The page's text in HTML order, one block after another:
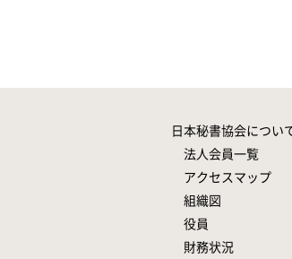
日本秘書協会につい
法人会員一覧
アクセスマップ
組織図
役員
財務状況